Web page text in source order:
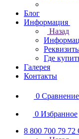
Блог
Информация
Назад
Где
Галерея
Контакты
0 Сравнение
0 Избранное
8 800 700 79 72